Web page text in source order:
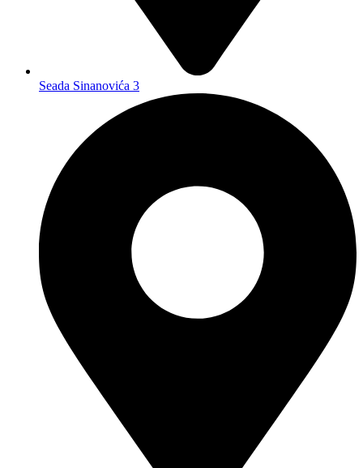
Seada Sinanovića 3